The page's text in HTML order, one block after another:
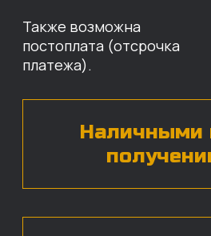
назовут цены и проконсультируют
по нужным деталям.
БЕСПЛАТНАЯ КОНСУЛЬТАЦИЯ